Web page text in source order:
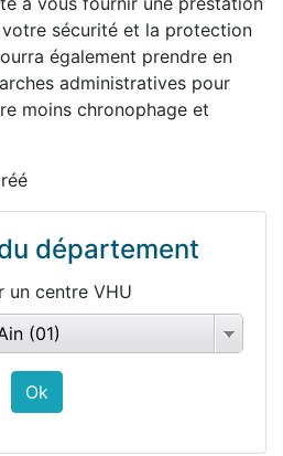
sécurité et la protection
également prendre en
administratives pour
moins chronophage et
département
un centre VHU
(01)